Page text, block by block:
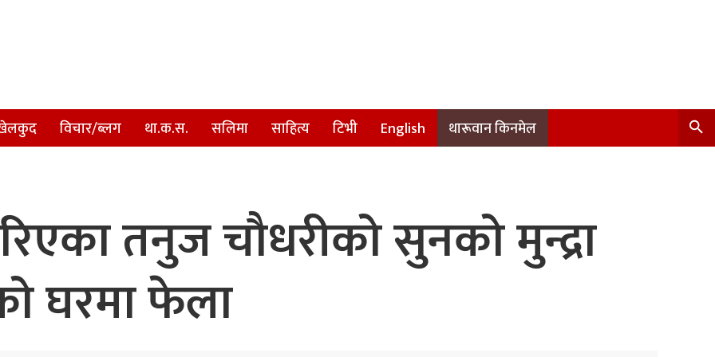
विचार/ब्लग था.क.स. सलिमा साहित्य टिभी English थारूवान किनमेल
तनुज चौधरीको सुनको मुन्द्रा
घरमा फेला